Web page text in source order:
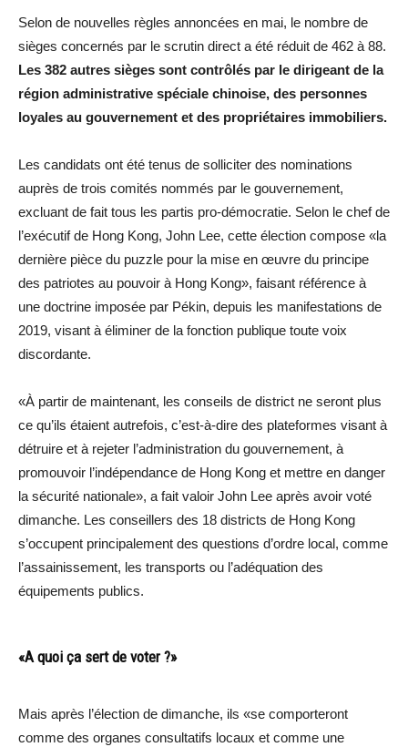
Selon de nouvelles règles annoncées en mai, le nombre de
sièges concernés par le scrutin direct a été réduit de 462 à 88.
Les 382 autres sièges sont contrôlés par le dirigeant de la
région administrative spéciale chinoise, des personnes
loyales au gouvernement et des propriétaires immobiliers.
Les candidats ont été tenus de solliciter des nominations
auprès de trois comités nommés par le gouvernement,
excluant de fait tous les partis pro-démocratie. Selon le chef de
l’exécutif de Hong Kong, John Lee, cette élection compose «la
dernière pièce du puzzle pour la mise en œuvre du principe
des patriotes au pouvoir à Hong Kong», faisant référence à
une doctrine imposée par Pékin, depuis les manifestations de
2019, visant à éliminer de la fonction publique toute voix
discordante.
«À partir de maintenant, les conseils de district ne seront plus
ce qu’ils étaient autrefois, c’est-à-dire des plateformes visant à
détruire et à rejeter l’administration du gouvernement, à
promouvoir l’indépendance de Hong Kong et mettre en danger
la sécurité nationale», a fait valoir John Lee après avoir voté
dimanche. Les conseillers des 18 districts de Hong Kong
s’occupent principalement des questions d’ordre local, comme
l’assainissement, les transports ou l’adéquation des
équipements publics.
«A quoi ça sert de voter ?»
Mais après l’élection de dimanche, ils «se comporteront
comme des organes consultatifs locaux et comme une